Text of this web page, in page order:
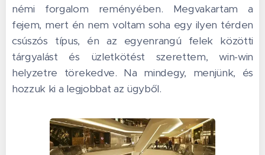
némi forgalom reményében. Megvakartam a
fejem, mert én nem voltam soha egy ilyen térden
csúszós típus, én az egyenrangú felek közötti
tárgyalást és üzletkötést szerettem, win-win
helyzetre törekedve. Na mindegy, menjünk, és
hozzuk ki a legjobbat az ügyből.